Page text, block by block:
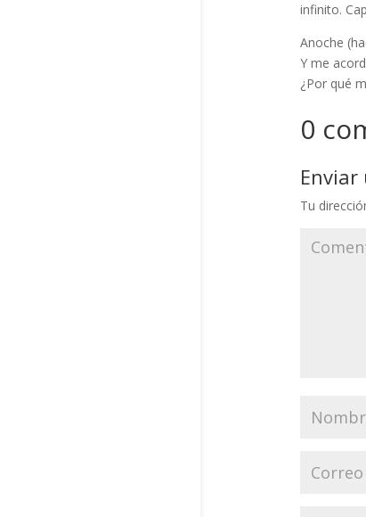
infinito.
Anoche
Y me
¿Por qué
0
Tu